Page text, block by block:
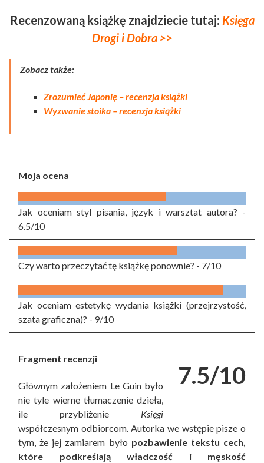
Recenzowaną książkę znajdziecie tutaj: Księga
Drogi i Dobra >>
Zobacz także:
Zrozumieć Japonię – recenzja książki
Wyzwanie stoika – recenzja książki
Moja ocena
Jak oceniam styl pisania, język i warsztat autora? -
6.5/10
Czy warto przeczytać tę książkę ponownie? - 7/10
Jak oceniam estetykę wydania książki (przejrzystość,
szata graficzna)? - 9/10
7.5/10
Fragment recenzji
Głównym założeniem Le Guin było
nie tyle wierne tłumaczenie dzieła,
ile przybliżenie Księgi
współczesnym odbiorcom. Autorka we wstępie pisze o
tym, że jej zamiarem było pozbawienie tekstu cech,
które podkreślają władczość i męskość